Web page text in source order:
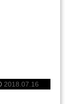
2018.07.16